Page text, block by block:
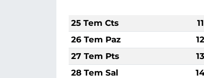
25 Tem Cts
26 Tem Paz
27 Tem Pts
28 Tem Sal